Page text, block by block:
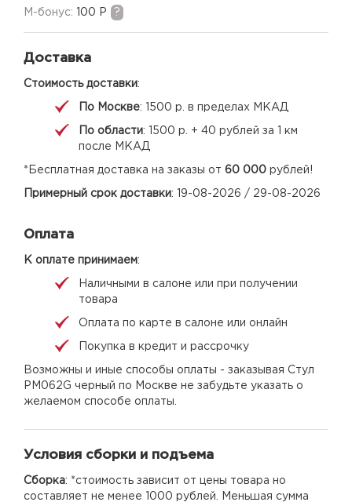
M-бонус: 100 Р ?
Доставка
Стоимость доставки:
По Москве: 1500 р. в пределах МКАД
По области: 1500 р. + 40 рублей за 1 км
после МКАД
*Бесплатная доставка на заказы от 60 000 рублей!
Примерный срок доставки: 19-08-2026 / 29-08-2026
Оплата
К оплате принимаем:
Наличными в салоне или при получении
товара
Оплата по карте в салоне или онлайн
Покупка в кредит и рассрочку
Возможны и иные способы оплаты - заказывая Стул
PM062G черный по Москве не забудьте указать о
желаемом способе оплаты.
Условия сборки и подъема
Сборка: *стоимость зависит от цены товара но
составляет не менее 1000 рублей. Меньшая сумма